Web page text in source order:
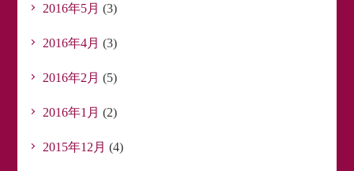
2016年5月 (3)
2016年4月 (3)
2016年2月 (5)
2016年1月 (2)
2015年12月 (4)